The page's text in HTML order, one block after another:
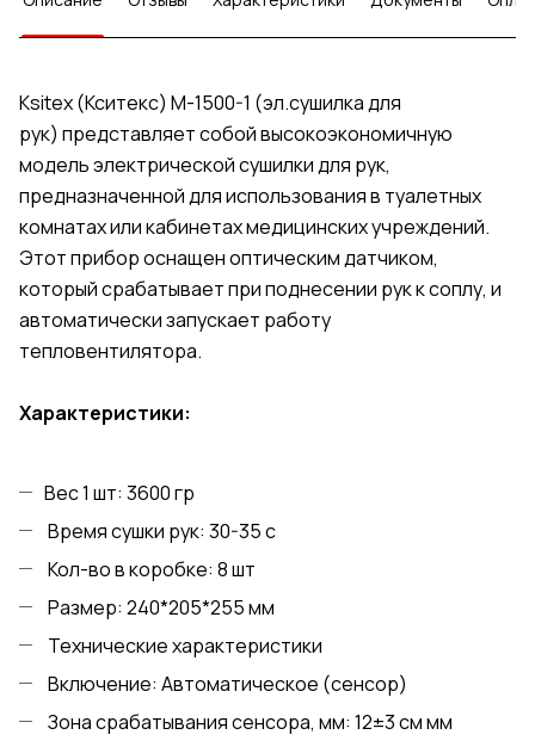
Ksitex (Кситекс) M-1500-1 (эл.сушилка для
рук) представляет собой высокоэкономичную
модель электрической сушилки для рук,
предназначенной для использования в туалетных
комнатах или кабинетах медицинских учреждений.
Этот прибор оснащен оптическим датчиком,
который срабатывает при поднесении рук к соплу, и
автоматически запускает работу
тепловентилятора.
Характеристики:
Вес 1 шт: 3600 гр
Время сушки рук: 30-35 с
Кол-во в коробке: 8 шт
Размер: 240*205*255 мм
Технические характеристики
Включение: Автоматическое (сенсор)
Зона срабатывания сенсора, мм: 12±3 см мм